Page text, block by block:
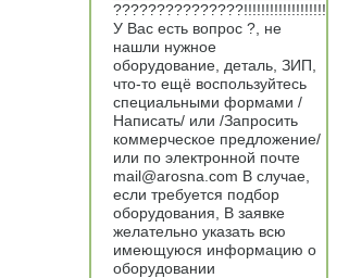
???????????????!!!!!!!!!!!!!!!!!!!
У Вас есть вопрос ?, не
нашли нужное
оборудование, деталь, ЗИП,
что-то ещё воспользуйтесь
специальными формами /
Написать/ или /Запросить
коммерческое предложение/
или по электронной почте
mail@arosna.com В случае,
если требуется подбор
оборудования, В заявке
желательно указать всю
имеющуюся информацию о
оборудовании